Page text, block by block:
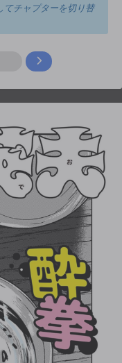
チャプターを切り替